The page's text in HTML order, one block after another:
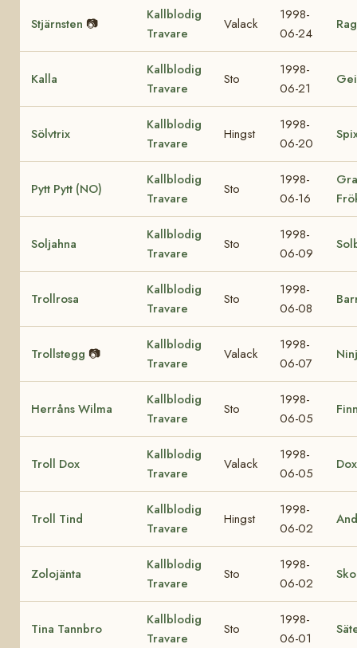
Stjärnsten 📷
Kallblodig
Travare
Valack
1998-
06-24
Kalla
Kallblodig
Travare
Sto
1998-
06-21
Sölvtrix
Kallblodig
Travare
Hingst
1998-
06-20
Pytt Pytt (NO)
Kallblodig
Travare
Sto
1998-
06-16
Soljahna
Kallblodig
Travare
Sto
1998-
06-09
Trollrosa
Kallblodig
Travare
Sto
1998-
06-08
Trollstegg 📷
Kallblodig
Travare
Valack
1998-
06-07
Herråns Wilma
Kallblodig
Travare
Sto
1998-
06-05
Troll Dox
Kallblodig
Travare
Valack
1998-
06-05
Troll Tind
Kallblodig
Travare
Hingst
1998-
06-02
Zolojänta
Kallblodig
Travare
Sto
1998-
06-02
Tina Tannbro
Kallblodig
Travare
Sto
1998-
06-01